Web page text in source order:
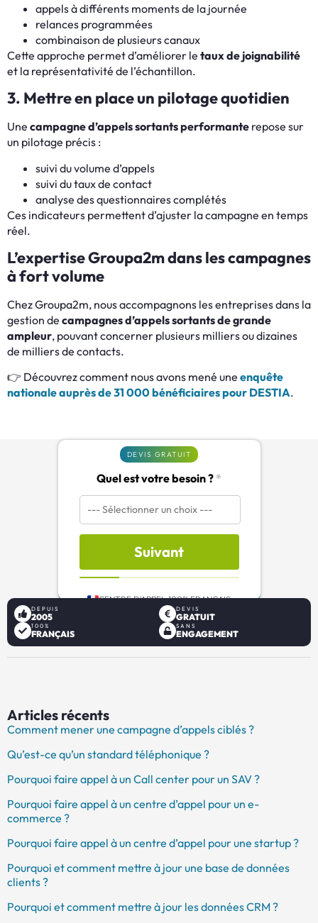
appels à différents moments de la journée
relances programmées
combinaison de plusieurs canaux
Cette approche permet d’améliorer le taux de joignabilité
et la représentativité de l’échantillon.
3. Mettre en place un pilotage quotidien
Une campagne d’appels sortants performante repose sur
un pilotage précis :
suivi du volume d’appels
suivi du taux de contact
analyse des questionnaires complétés
Ces indicateurs permettent d’ajuster la campagne en temps
réel.
L’expertise Groupa2m dans les campagnes
à fort volume
Chez Groupa2m, nous accompagnons les entreprises dans la
gestion de campagnes d’appels sortants de grande
ampleur, pouvant concerner plusieurs milliers ou dizaines
de milliers de contacts.
👉 Découvrez comment nous avons mené une enquête
nationale auprès de 31 000 bénéficiaires pour DESTIA.
DEVIS GRATUIT
Quel est votre besoin ? *
Suivant
CENTRE D'APPEL 100% FRANÇAIS
DEPUIS
2005
DEVIS
GRATUIT
100%
FRANÇAIS
SANS
ENGAGEMENT
Articles récents
Comment mener une campagne d’appels ciblés ?
Qu’est-ce qu’un standard téléphonique ?
Pourquoi faire appel à un Call center pour un SAV ?
Pourquoi faire appel à un centre d’appel pour un e-
commerce ?
Pourquoi faire appel à un centre d’appel pour une startup ?
Pourquoi et comment mettre à jour une base de données
clients ?
Pourquoi et comment mettre à jour les données CRM ?